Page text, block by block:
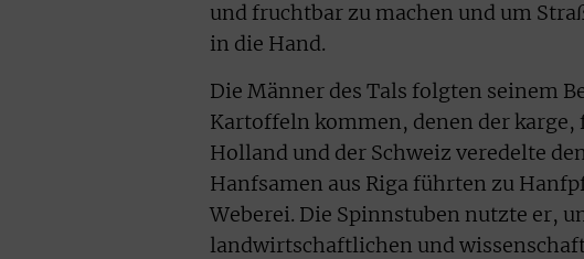
und fruchtbar zu machen und um
in die Hand.
Die Männer des Tals folgten seinem
Kartoffeln kommen, denen der karge,
Holland und der Schweiz veredelte
Hanfsamen aus Riga führten zu
Weberei. Die Spinnstuben nutzte er,
landwirtschaftlichen und